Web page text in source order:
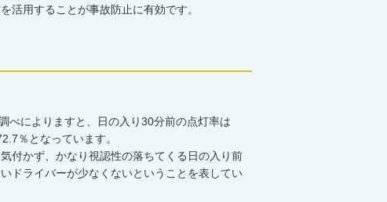
活用することが事故防止に有効です。
べによりますと、日の入り30分前の点灯率は
％となっています。
付かず、かなり視認性の落ちてくる日の入り前
ドライバーが少なくないということを表してい